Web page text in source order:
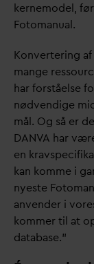
kernemodel,
Fotomanual.
Konvertering
mange
har forståelse
nødvendige
mål. Og så er
DANVA har
en
kan komme i
nyeste
anvender i
kommer til at
database.”